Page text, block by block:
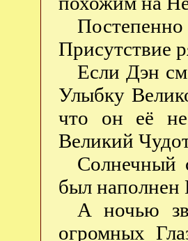
Присутствие
Если Дэн
Улыбку
что он её
Великий
Солнечный
был
А ночью
огромных